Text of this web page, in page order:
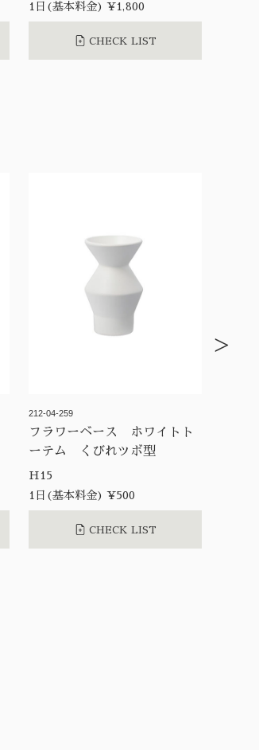
1日(基本料金) ¥1,800
CHECK LIST
212-04-259
フラワーベース ホワイトト
ーテム くびれツボ型
H15
1日(基本料金) ¥500
CHECK LIST
>